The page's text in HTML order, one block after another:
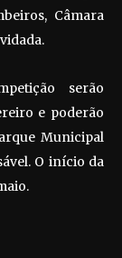
Câmara
serão
e poderão
Municipal
O início da